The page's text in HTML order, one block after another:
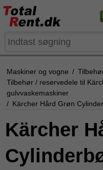
Maskiner og vogne /
Tilbehør / reservedele til
gulvvaskemaskiner
/ Kärcher Hård Grøn
Kärcher